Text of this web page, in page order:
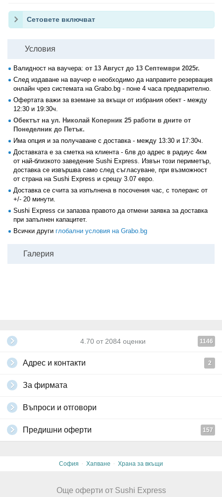
Сетовете включват
Условия
Валидност на ваучера: от 13 Август до 13 Септември 2025г.
След издаване на ваучер е необходимо да направите резервация
онлайн чрез системата на Grabo.bg - поне 4 часа предварително.
Офертата важи за вземане за вкъщи от избрания обект - между
12:30 и 19:30ч.
Обектът на ул. Николай Коперник 25 работи в дните от
Понеделник до Петък.
Има опция и за получаване с доставка - между 13:30 и 17:30ч.
Доставката е за сметка на клиента - 6лв до адрес в радиус 4км
от най-близкото заведение Sushi Express. Извън този периметър,
доставка се извършва само след съгласуване, при възможност
от страна на Sushi Express и срещу 3.07 евро.
Доставка се счита за изпълнена в посочения час, с толеранс от
+/- 20 минути.
Sushi Express си запазва правото да отмени заявка за доставка
при запълнен капацитет.
Всички други глобални условия на Grabo.bg
Галерия
4.70 от 2084 оценки 1146
Адрес и контакти 2
За фирмата
Въпроси и отговори
Предишни оферти 157
София · Хапване · Храна за вкъщи
Още оферти от Sushi Express